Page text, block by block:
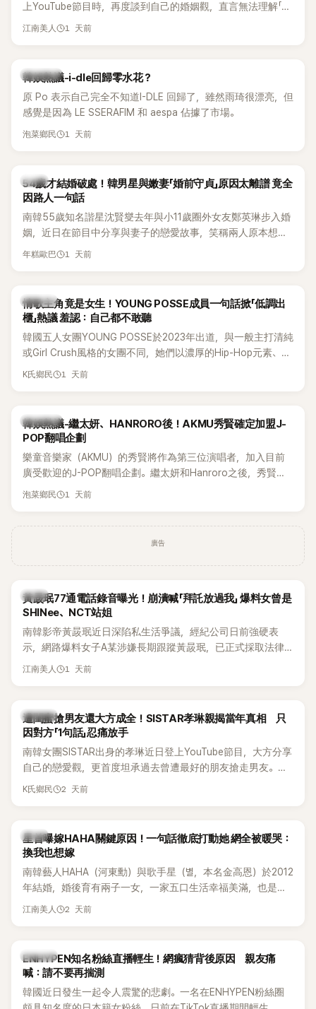
上YouTube節目時，再度談到自己的婚姻觀，直言無法理解「連
另一半的口臭、便便臭都要愛」這種說法，更大方表明自己是不
江南美人 1 天前
熱議討論
韓娛熱議-i-dle回歸零水花？
原 Po 表示自己完全不知道I-DLE 回歸了，雖然雨琦很漂亮，但
感覺是因為 LE SSERAFIM 和 aespa 佔據了市場。
泡菜鄉民 1 天前
韓星
54歲才結婚破處！韓男星與嫩妻「婚前守貞」原因太離譜 竟全
因路人一句話
南韓55歲知名諧星沈賢燮去年與小11歲圈外女友鄭英琳步入婚
姻，近日在節目中分享與妻子的戀愛故事，笑稱兩人原本想享
受兩人世界，沒想到站在飯店門口時竟被路人認出，還一路替
年糕歐巴 1 天前
K-POP
情歌主角竟是女生！YOUNG POSSE成員一句話掀「低調出
櫃」熱議 羞認：自己都不敢聽
韓國五人女團YOUNG POSSE於2023年出道，與一般主打清純
或Girl Crush風格的女團不同，她們以濃厚的Hip-Hop元素、自
創Rap及成員親自參與創作為特色，MV也融入美式街頭、塗
為第五代女團中極具辨識度的新生代代表之一。
K氏鄉民 1 天前
熱議討論
韓娛熱議-繼太妍、HANRORO後！AKMU秀賢確定加盟J-
POP翻唱企劃
樂童音樂家（AKMU）的秀賢將作為第三位演唱者，加入目前
廣受歡迎的J-POP翻唱企劃。繼太妍和Hanroro之後，秀賢已
獲選為第三首翻唱歌曲的主唱，並於近期完成錄音。
泡菜鄉民 1 天前
廣告
韓星
黃晸珉77通電話錄音曝光！崩潰喊「拜託放過我」 爆料女曾是
SHINee、NCT站姐
南韓影帝黃晸珉近日深陷私生活爭議，經紀公司日前強硬表
示，網路爆料女子A某涉嫌長期跟蹤黃晸珉，已正式採取法律
行動。不過，A並未停止發聲，持續透過社群平台公開爆料，反
的錄音內容，而A也首度承認自己過去曾是SHINee、NCT等偶
像團體的「站姐」，事件持續延燒。
江南美人 1 天前
K-POP
遭閨蜜搶男友還大方成全！SISTAR孝琳親揭當年真相 只
因對方「1句話」忍痛放手
南韓女團SISTAR出身的孝琳近日登上YouTube節目，大方分享
自己的戀愛觀，更首度坦承過去曾遭最好的朋友搶走男友。她
表示，當時選擇瀟灑放手，但如果同樣的事情現在再發生，「我
K氏鄉民 2 天前
韓星
星首曝嫁HAHA關鍵原因！一句話徹底打動她 網全被暖哭：
換我也想嫁
南韓藝人HAHA（河東勳）與歌手星（별，本名金高恩）於2012
年結婚，婚後育有兩子一女，一家五口生活幸福美滿，也是韓
國演藝圈公認的模範夫妻。近日，星首度公開當年決定嫁給
江南美人 2 天前
K-POP
ENHYPEN知名粉絲直播輕生！網瘋猜背後原因 親友痛
喊：請不要再揣測
韓國近日發生一起令人震驚的悲劇。一名在ENHYPEN粉絲圈